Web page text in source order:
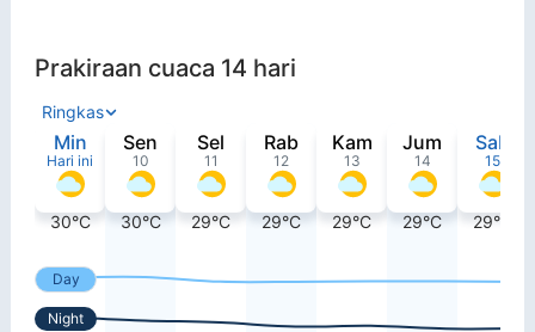
Prakiraan cuaca 14 hari
Ringkas
Min
Hari ini
30°C
Sen
10
30°C
Sel
11
29°C
Rab
12
29°C
Kam
13
29°C
Jum
14
29°C
Sab
15
29°C
Day
Night